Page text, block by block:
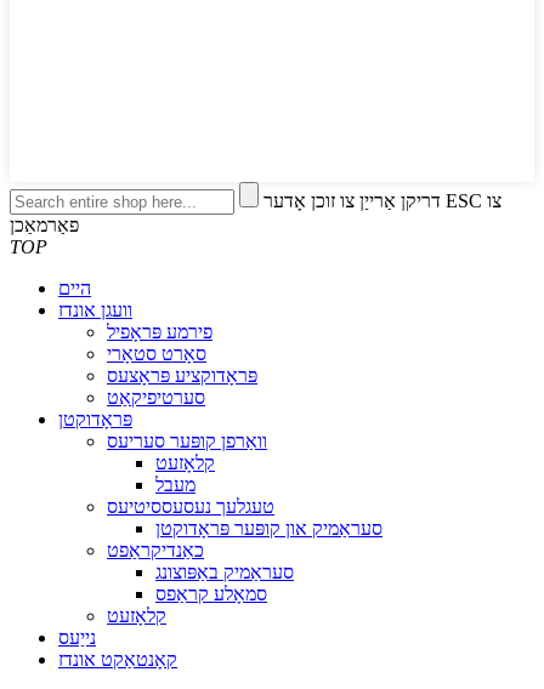
דריקן אַרייַן צו זוכן אָדער ESC צו
פאַרמאַכן
TOP
היים
וועגן אונדז
פירמע פּראָפיל
סאָרט סטאָרי
פּראָדוקציע פּראָצעס
סערטיפיקאַט
פּראָדוקטן
וואַרפן קופּער סעריעס
קלאָזעט
מעבל
טעגלעך נעסעססיטיעס
סעראַמיק און קופּער פּראָדוקטן
כאַנדיקראַפט
סעראַמיק באַפּוצונג
סמאָלע קראַפס
קלאָזעט
נייַעס
קאָנטאַקט אונדז